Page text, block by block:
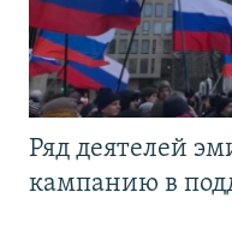
Ряд деятелей
кампанию в